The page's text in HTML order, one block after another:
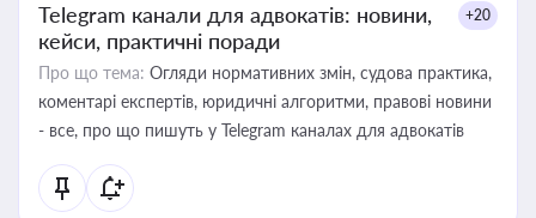
Telegram канали для адвокатів: новини,
кейси, практичні поради
+20
Про що тема: Огляди нормативних змін, судова практика,
коментарі експертів, юридичні алгоритми, правові новини
- все, про що пишуть у Telegram каналах для адвокатів